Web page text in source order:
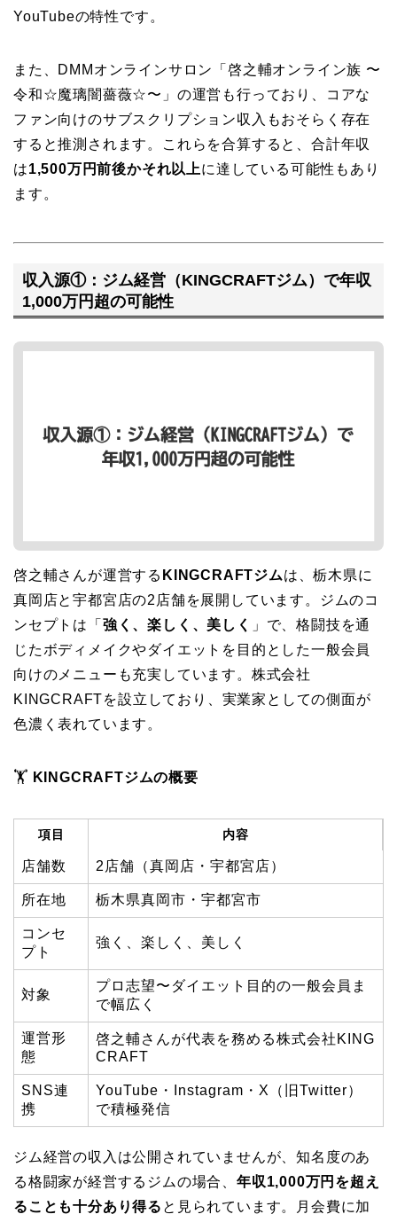
YouTubeの特性です。
また、DMMオンラインサロン「啓之輔オンライン族 〜
令和☆魔璃闇薔薇☆〜」の運営も行っており、コアな
ファン向けのサブスクリプション収入もおそらく存在
すると推測されます。これらを合算すると、合計年収
は1,500万円前後かそれ以上に達している可能性もあり
ます。
収入源①：ジム経営（KINGCRAFTジム）で年収
1,000万円超の可能性
啓之輔さんが運営する KINGCRAFTジムは、栃木県に
真岡店と宇都宮店の2店舗を展開しています。ジムのコ
ンセプトは「 強く、楽しく、美しく
」で、格闘技を通
じたボディメイクやダイエットを目的とした一般会員
向けのメニューも充実しています。株式会社
KINGCRAFTを設立しており、実業家としての側面が
色濃く表れています。
🏋️ KINGCRAFTジムの概要
項目 内容
店舗数 2店舗（真岡店・宇都宮店）
所在地 栃木県真岡市・宇都宮市
コンセ
プト
強く、楽しく、美しく
対象
プロ志望〜ダイエット目的の一般会員ま
で幅広く
運営形
態
啓之輔さんが代表を務める株式会社KING
CRAFT
SNS連
携
YouTube・Instagram・X（旧Twitter）
で積極発信
ジム経営の収入は公開されていませんが、知名度のあ
る格闘家が経営するジムの場合、 年収1,000万円を超え
ることも十分あり得る と見られています。月会費に加